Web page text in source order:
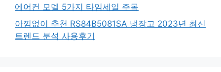
에어컨 모델 5가지 타임세일 주목
아낌없이 추천 RS84B5081SA 냉장고 2023년 최신
트렌드 분석 사용후기